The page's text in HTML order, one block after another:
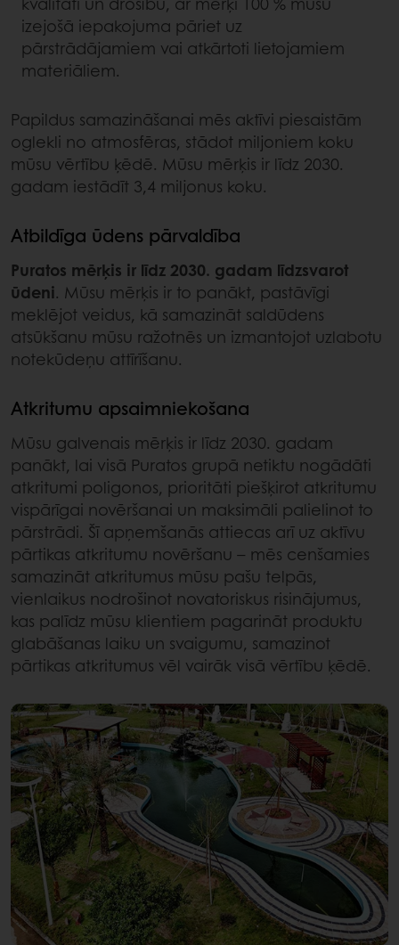
izejošā iepakojuma pāriet uz
pārstrādājamiem vai atkārtoti lietojamiem
materiāliem.
Papildus samazināšanai mēs aktīvi piesaistām
oglekli no atmosfēras, stādot miljoniem koku
mūsu vērtību ķēdē. Mūsu mērķis ir līdz 2030.
gadam iestādīt 3,4 miljonus koku.
Atbildīga ūdens pārvaldība
Puratos mērķis ir līdz 2030. gadam līdzsvarot
ūdeni. Mūsu mērķis ir to panākt, pastāvīgi
meklējot veidus, kā samazināt saldūdens
atsūkšanu mūsu ražotnēs un izmantojot uzlabotu
notekūdeņu attīrīšanu.
Atkritumu apsaimniekošana
Mūsu galvenais mērķis ir līdz 2030. gadam
panākt, lai visā Puratos grupā netiktu nogādāti
atkritumi poligonos, prioritāti piešķirot atkritumu
vispārīgai novēršanai un maksimāli palielinot to
pārstrādi. Šī apņemšanās attiecas arī uz aktīvu
pārtikas atkritumu novēršanu – mēs cenšamies
samazināt atkritumus mūsu pašu telpās,
vienlaikus nodrošinot novatoriskus risinājumus,
kas palīdz mūsu klientiem pagarināt produktu
glabāšanas laiku un svaigumu, samazinot
pārtikas atkritumus vēl vairāk visā vērtību ķēdē.